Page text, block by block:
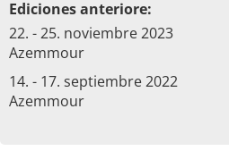
Ediciones anteriore:
22. - 25. noviembre 2023
Azemmour
14. - 17. septiembre 2022
Azemmour